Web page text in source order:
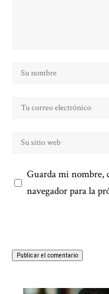
Guarda mi nombre,
navegador para la